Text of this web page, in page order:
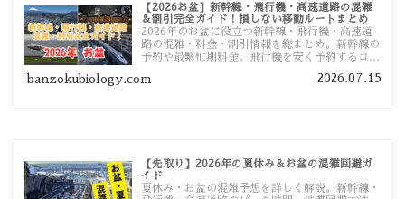
【2026お盆】新幹線・飛行機・高速道路の混雑
＆割引完全ガイド！損しない移動ルートまとめ
2026年のお盆に役立つ新幹線・飛行機・高速道
路の混雑・料金・割引情報を総まとめ。新幹線の
予約や最繁忙期料金、飛行機を安く予約するコ
い移動方法を分かりやすく解説します。
banzokubiology.com 2026.07.15
【先取り】2026年の夏休み＆お盆の混雑回避ガ
イド
夏休み・お盆の混雑予想を詳しく解説。新幹線・